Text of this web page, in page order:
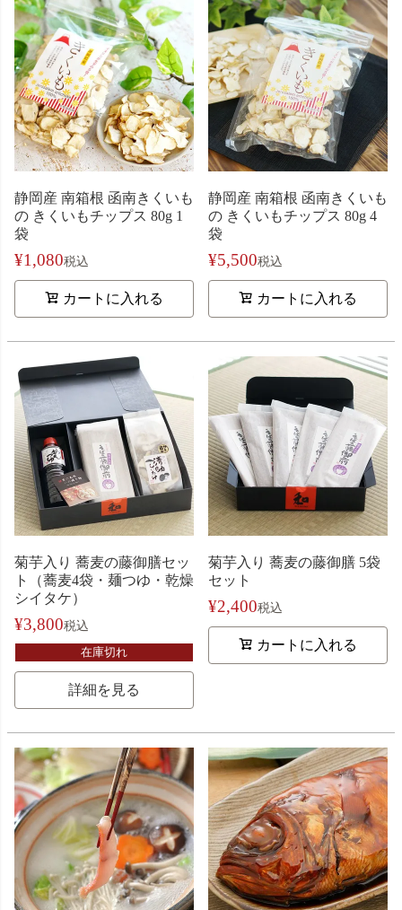
静岡産 南箱根 函南きくいも
の きくいもチップス 80g 1
袋
¥1,080税込
カートに入れる
静岡産 南箱根 函南きくいも
の きくいもチップス 80g 4
袋
¥5,500税込
カートに入れる
菊芋入り 蕎麦の藤御膳セッ
ト（蕎麦4袋・麺つゆ・乾燥
シイタケ）
¥3,800税込
在庫切れ
詳細を見る
菊芋入り 蕎麦の藤御膳 5袋
セット
¥2,400税込
カートに入れる